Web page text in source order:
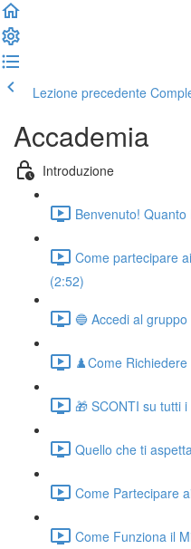
Lezione precedente
Accademia
Introduzione
Benvenuto!
Come partecipare
(2:52)
🔵 Accedi al
♟️Come Richiedere
🎁 SCONTI su tutti
Quello che ti
Come Partecipare
Come Funziona il